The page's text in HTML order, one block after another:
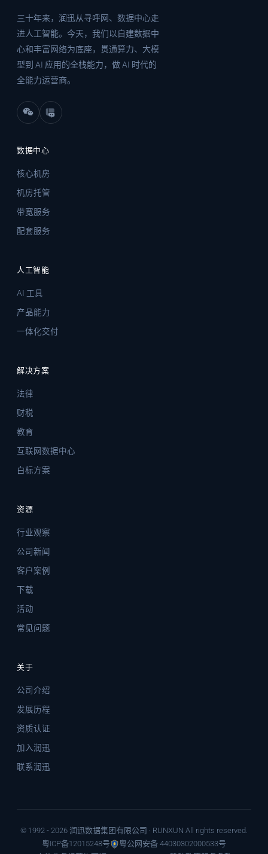
三十年来，润迅从寻呼网、数据中心走
进人工智能。今天，我们以自建数据中
心和丰富网络为底座，贯通算力、大模
型到 AI 应用的全栈能力，做 AI 时代的
全能力运营商。
数据中心
核心机房
机房托管
带宽服务
配套服务
人工智能
AI 工具
产品能力
一体化交付
解决方案
法律
财税
教育
互联网数据中心
白标方案
资源
行业观察
公司新闻
客户案例
下载
活动
常见问题
关于
公司介绍
发展历程
资质认证
加入润迅
联系润迅
© 1992 - 2026 润迅数据集团有限公司 · RUNXUN All rights reserved.
粤ICP备12015248号
粤公网安备 44030302000533号